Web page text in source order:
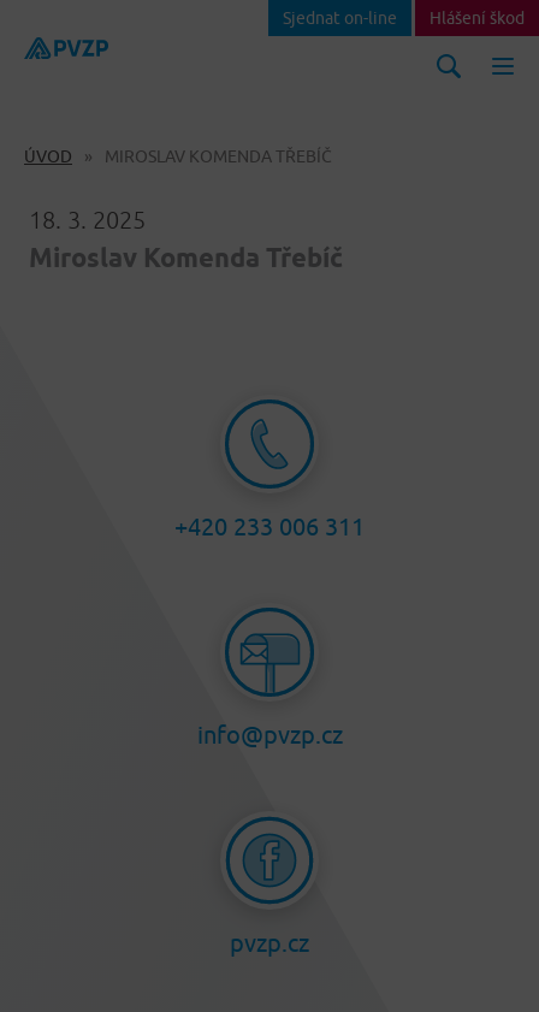
Sjednat on-line Hlášení škod
ÚVOD MIROSLAV KOMENDA TŘEBÍČ
18. 3. 2025
Miroslav Komenda Třebíč
+420 233 006 311
info@pvzp.cz
pvzp.cz